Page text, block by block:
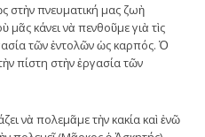
πνευματική μας ζωὴ
κάνει νὰ πενθοῦμε γιὰ τὶς
τῶν ἐντολῶν ὡς καρπός. Ὁ
πίστη στὴν ἐργασία τῶν
νὰ πολεμᾶμε τὴν κακία καὶ ἐνῶ